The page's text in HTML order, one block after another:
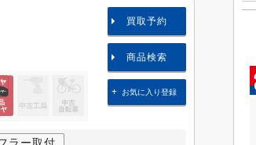
買取予約
商品検索
お気に入り登録